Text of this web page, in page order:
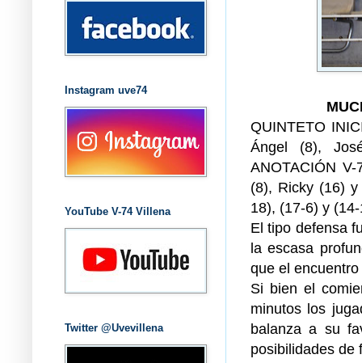
QUINTETO
Ángel (8),
ANOTACIÓN
(8), Ricky (16) y
18), (17-6) y
El tipo defensa
la escasa
que el
Si bien el
minutos los
balanza a su
posibilidades de
Instagram uve74
YouTube V-74 Villena
Twitter @Uvevillena